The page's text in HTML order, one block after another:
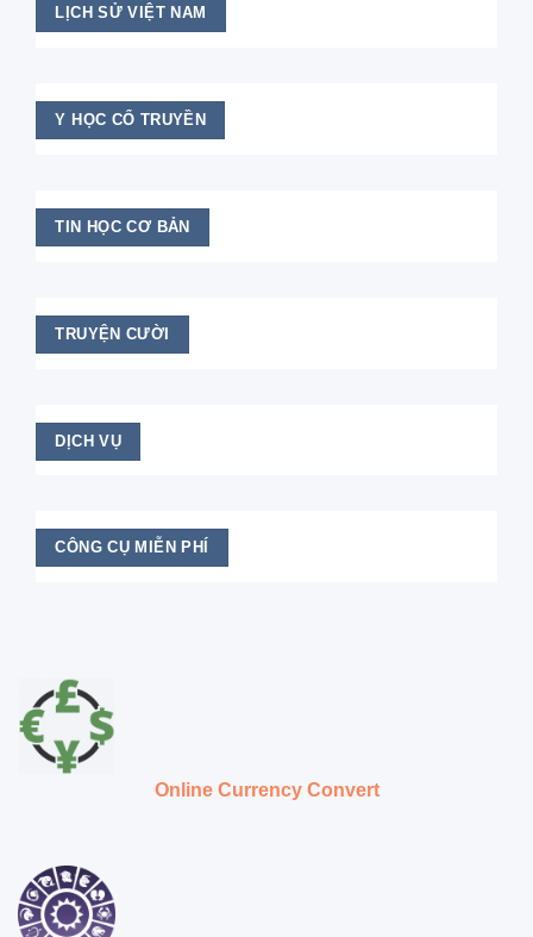
LỊCH SỬ VIỆT NAM
Y HỌC CỔ TRUYỀN
TIN HỌC CƠ BẢN
TRUYỆN CƯỜI
DỊCH VỤ
CÔNG CỤ MIỄN PHÍ
Online Currency Convert